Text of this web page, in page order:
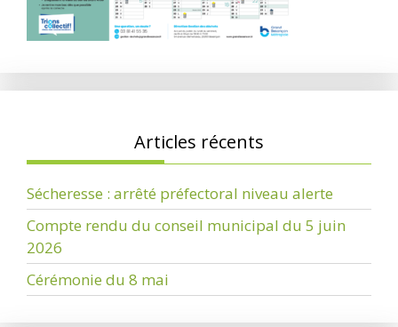
Articles récents
Sécheresse : arrêté préfectoral niveau alerte
Compte rendu du conseil municipal du 5 juin
2026
Cérémonie du 8 mai